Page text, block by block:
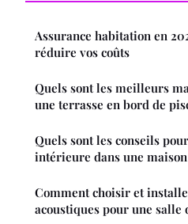
Assurance habitation en
réduire vos coûts
Quels sont les meilleurs
une terrasse en bord de
Quels sont les conseils
intérieure dans une
Comment choisir et
acoustiques pour une salle